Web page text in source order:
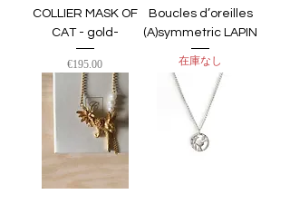
COLLIER MASK OF
CAT - gold-
価格
€195.00
Boucles d’oreilles
(A)symmetric LAPIN
在庫なし